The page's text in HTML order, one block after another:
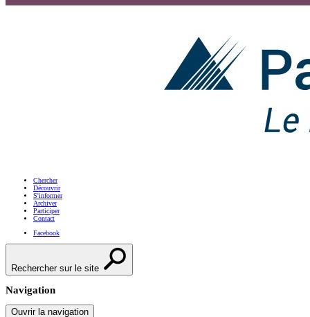
Chercher
Découvrir
S'informer
Archiver
Participer
Contact
Facebook
Rechercher sur le site
Navigation
Ouvrir la navigation